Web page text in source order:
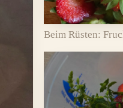
Beim Rüsten: